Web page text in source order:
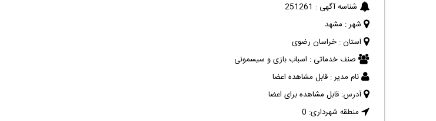
شناسه آگهی : 251261
شهر : مشهد
استان : خراسان رضوی
صنف خدماتی : اسباب بازی و سیسمونی
نام مدیر : قابل مشاهده اعضا
آدرس: قابل مشاهده برای اعضا
منطقه شهرداری: 0